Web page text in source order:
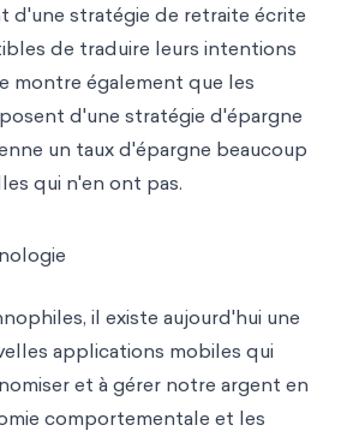
d'une stratégie de retraite écrite
de traduire leurs intentions
montre également que les
d'une stratégie d'épargne
un taux d'épargne beaucoup
qui n'en ont pas.
il existe aujourd'hui une
applications mobiles qui
et à gérer notre argent en
comportementale et les